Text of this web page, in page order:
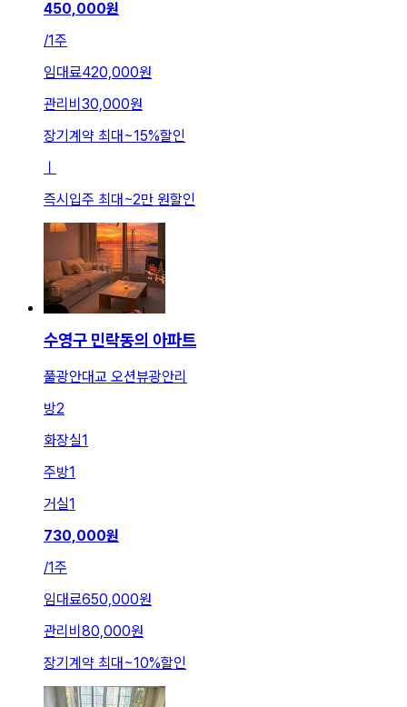
450,000원
/1주
임대료420,000원
관리비 30,000원
장기계약 최대~15%할인
ㅣ
즉시입주 최대~2만 원할인
수영구 민락동의 아파트
풀광안대교 오션뷰광안리
방2
화장실1
주방1
거실1
730,000원
/1주
임대료650,000원
관리비 80,000원
장기계약 최대~10%할인